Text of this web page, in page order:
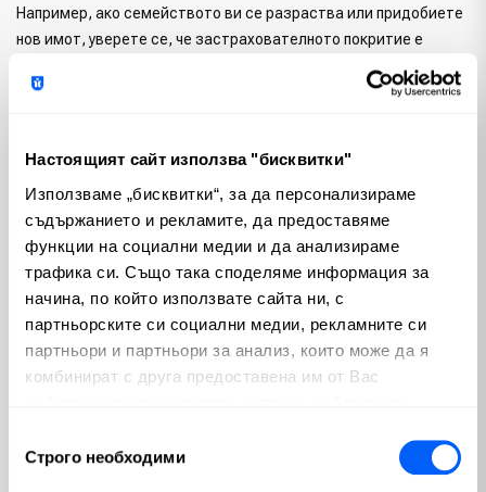
Настоящият сайт използва "бисквитки"
Използваме „бисквитки“, за да персонализираме
съдържанието и рекламите, да предоставяме
функции на социални медии и да анализираме
трафика си. Също така споделяме информация за
начина, по който използвате сайта ни, с
партньорските си социални медии, рекламните си
партньори и партньори за анализ, които може да я
комбинират с друга предоставена им от Вас
наСтрого необходими
Например, ако семейството ви се разраства или придобиете
нов имот, уверете се, че застрахователното покритие е
веднъж годишно преразглеждайте тези мерки за защита и ги
актуализирайте при настъпване на значими промени в живота
ви. Така гарантирате, че трудът ви в спестяване и
инвестиране е защитен от неочаквани житейски събития.
Финансово разумното планиране не е еднократно усилие, а
благосъстояние и сигурно бъдеще.
победи се натрупват и водят до значителен прогрес. Най-
хубавото е, че никога не е късно да започнете. Дори днес